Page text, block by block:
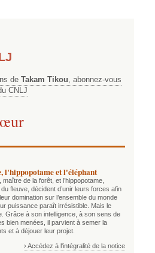
de Takam Tikou , abonnez-vous
CNLJ
l'hippopotame et l'éléphant
maître de la forêt, et l’hippopotame,
fleuve, décident d’unir leurs forces afin
domination sur l’ensemble du monde
puissance paraît irrésistible. Mais le
Grâce à son intelligence, à son sens de
bien menées, il parvient à semer la
et à déjouer leur projet.
› Accédez à l'intégralité de la notice